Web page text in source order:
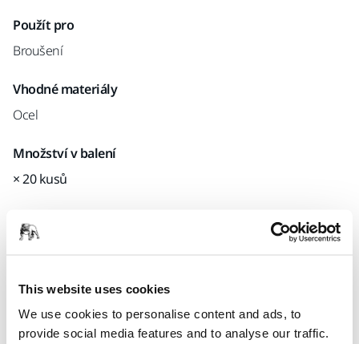
This website uses cookies
We use cookies to personalise content and ads, to
provide social media features and to analyse our traffic.
Použít pro
Broušení
Vhodné materiály
Ocel
Množství v balení
× 20 kusů
7761002096
Informace o produktu